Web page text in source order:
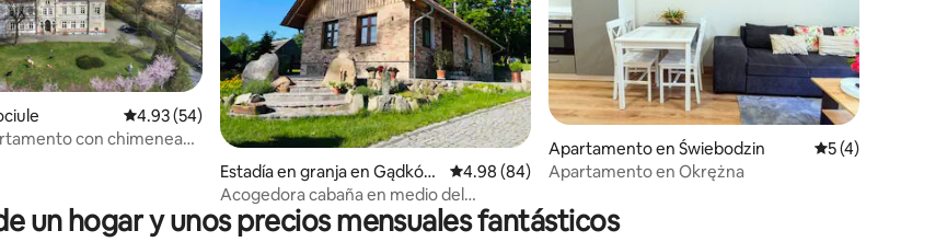
de 5, 3 reseñas
Calificación promedio: 4.93 de 5, 54 reseñas
4.93 (54)
con chimenea
Estadía en granja en Gądków
Mały
Calificación promedio: 4.98 de 5, 84 reseñas
4.98 (84)
Acogedora cabaña en medio del
bosque/gran sauna/naturaleza
Apartamento en Świebodzin Calificación
5 (4)
Apartamento en Okrężna
un hogar y unos precios mensuales fantásticos